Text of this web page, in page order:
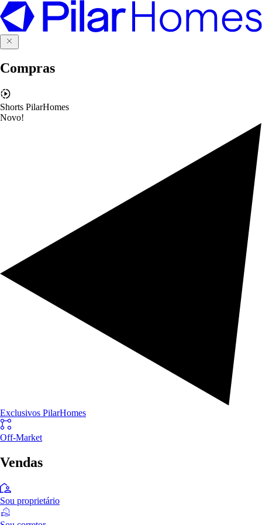
Compras
Shorts PilarHomes
Novo!
Exclusivos PilarHomes
Off-Market
Vendas
Sou proprietário